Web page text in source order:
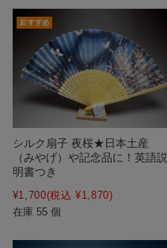
シルク扇子 夜桜★日本土産
（みやげ）や記念品に！英語説
明書つき
¥1,700(税込 ¥1,870)
在庫 55 個